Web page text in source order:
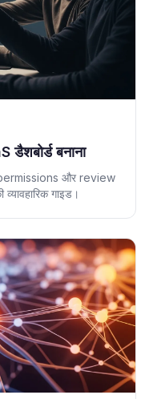
बनाना
और review
गाइड।